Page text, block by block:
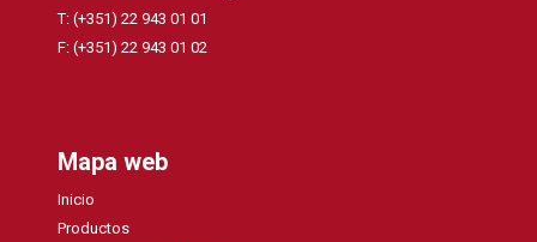
T: (+351) 22 943 01 01
F: (+351) 22 943 01 02
Mapa web
Inicio
Productos